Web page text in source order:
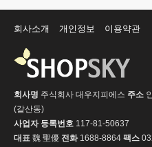
회사소개 개인정보 이용약관
회사명 주식회사 대우지피에스 주소
(갈산동)
사업자 등록번호 117-81-50637
대표 魏 聖優 전화1688-8864 팩스